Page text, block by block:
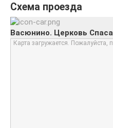
Схема проезда
Васюнино. Церковь
Карта загружается. Пожалуйста,